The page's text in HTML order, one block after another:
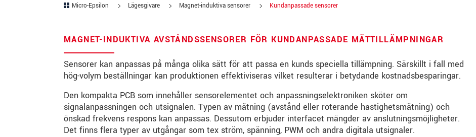
Micro-Epsilon Lägesgivare Magnet-induktiva sensorer Kundanpassade sensorer
MAGNET-INDUKTIVA AVSTÅNDSSENSORER FÖR KUNDANPASSADE MÄTTILLÄMPNINGAR
Sensorer kan anpassas på många olika sätt för att passa en kunds speciella tillämpning. Särskillt i fall med
hög-volym beställningar kan produktionen effektiviseras vilket resulterar i betydande kostnadsbesparingar.
Den kompakta PCB som innehåller sensorelementet och anpassningselektroniken sköter om
signalanpassningen och utsignalen. Typen av mätning (avstånd eller roterande hastighetsmätning) och
önskad frekvens respons kan anpassas. Dessutom erbjuder interfacet mängder av anslutningsmöjligheter.
Det finns flera typer av utgångar som tex ström, spänning, PWM och andra digitala utsignaler.
Postnummer *
Ort*
Land
Telefon*
E-post*